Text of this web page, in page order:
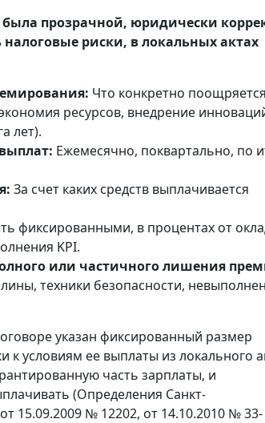
прозрачной, юридически
риски, в локальных актах
Что конкретно
ресурсов, внедрение
лет).
Ежемесячно, поквартально, по
За счет каких средств выплачивается
фиксированными, в процентах от
KPI.
или частичного лишения
техники безопасности,
указан фиксированный размер
условиям ее выплаты из локального
часть зарплаты, и
(Определения Санкт-
15.09.2009 № 12202, от 14.10.2010 № 33-